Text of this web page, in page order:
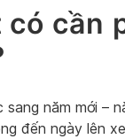
có cần
năm mới –
đến ngày lên